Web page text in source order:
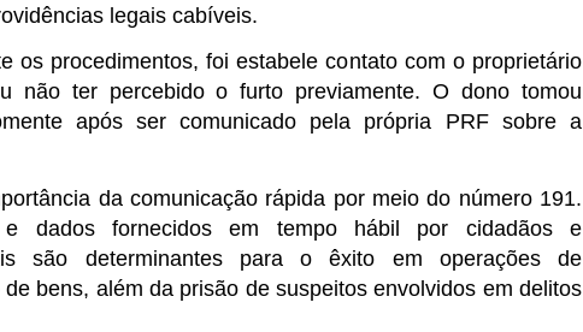
legais cabíveis.
os procedimentos, foi estabele contato com o proprietário
não ter percebido o furto previamente. O dono tomou
após ser comunicado pela própria PRF sobre a
da comunicação rápida por meio do número 191.
dados fornecidos em tempo hábil por cidadãos e
são determinantes para o êxito em operações de
bens, além da prisão de suspeitos envolvidos em delitos